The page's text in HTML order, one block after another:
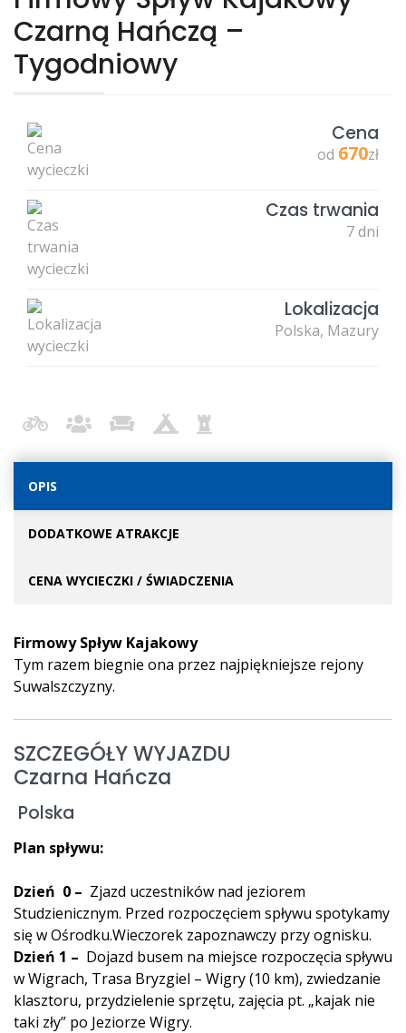
Czarną Hańczą –
Tygodniowy
Cena
od 670zł
Czas trwania
7 dni
Lokalizacja
Polska, Mazury
OPIS
DODATKOWE ATRAKCJE
CENA WYCIECZKI / ŚWIADCZENIA
Firmowy Spływ Kajakowy
Tym razem biegnie ona przez najpiękniejsze rejony
Suwalszczyzny.
SZCZEGÓŁY WYJAZDU
Czarna Hańcza
Polska
Plan spływu:
Dzień 0 – Zjazd uczestników nad jeziorem
Studzienicznym. Przed rozpoczęciem spływu spotykamy
się w Ośrodku.Wieczorek zapoznawczy przy ognisku.
Dzień 1 – Dojazd busem na miejsce rozpoczęcia spływu
w Wigrach, Trasa Bryzgiel – Wigry (10 km), zwiedzanie
klasztoru, przydzielenie sprzętu, zajęcia pt. „kajak nie
taki zły” po Jeziorze Wigry.